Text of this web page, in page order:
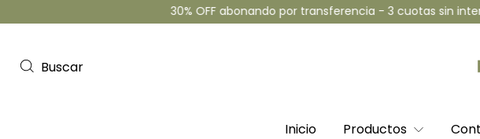
30% OFF abonando por transferencia - 3 cuotas sin interés
Buscar
Inicio Productos